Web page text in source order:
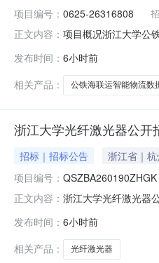
项目编号： 0625-26316808
正文内容： 项目概况浙江大学公
号项目名称数量单位
据服务。合同履行期
发布时间： 6小时前
相关产品：
公铁海联运智能物流数
浙江大学光纤激光器公开
招标｜招标公告 浙江省｜
项目编号： QSZBA260190ZHGK
正文内容： 浙江大学光纤激光器
万元（人民币）采购
发布时间： 6小时前
相关产品：
光纤激光器